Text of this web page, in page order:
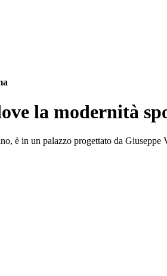
la modernità
è in un palazzo progettato da